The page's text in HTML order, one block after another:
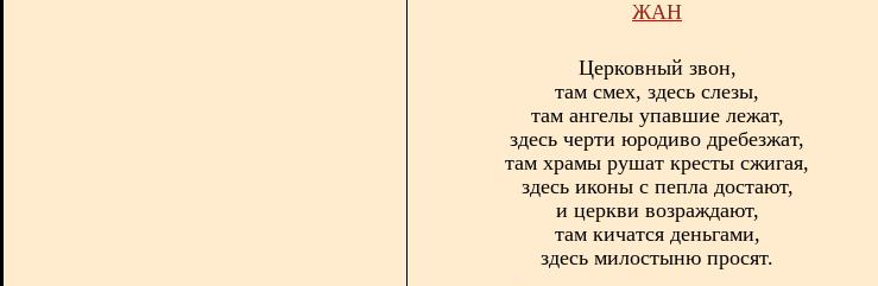
ЖАН
Церковный звон,
там смех, здесь слезы,
там ангелы упавшие лежат,
здесь черти юродиво дребезжат,
там храмы рушат кресты сжигая,
здесь иконы с пепла достают,
и церкви возраждают,
там кичатся деньгами,
здесь милостыню просят.